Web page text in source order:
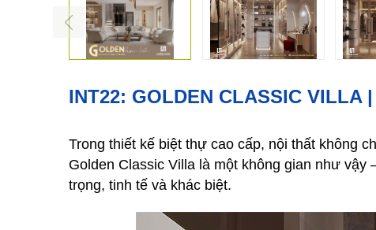
INT22: GOLDEN CLASSIC VILLA
Trong thiết kế biệt thự cao cấp, nội thất không
Golden Classic Villa là một không gian như
trọng, tinh tế và khác biệt.